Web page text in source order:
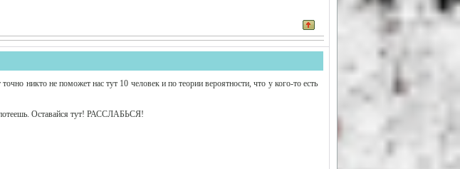
никто не поможет нас тут 10 человек и по теории вероятности, что у кого-то есть
Оставайся тут! РАССЛАБЬСЯ!